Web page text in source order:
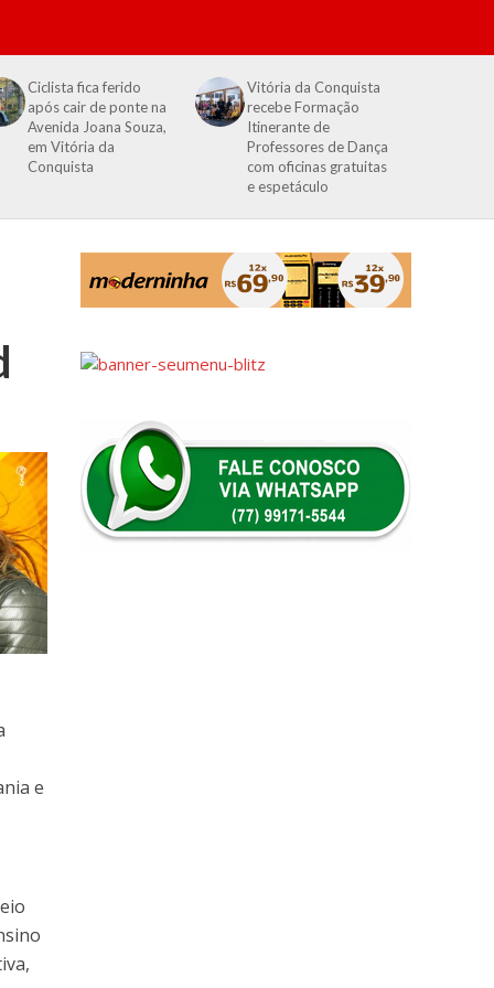
Ciclista fica ferido
após cair de ponte na
Avenida Joana Souza,
em Vitória da
Conquista
Vitória da Conquista
recebe Formação
Itinerante de
Professores de Dança
com oficinas gratuitas
e espetáculo
e